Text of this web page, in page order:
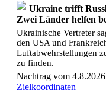
Ukraine trifft
Zwei Länder helfen
Ukrainische Vertreter
den USA und
Luftabwehrstellungen
zu finden.
Nachtrag vom
Zielkoordinaten